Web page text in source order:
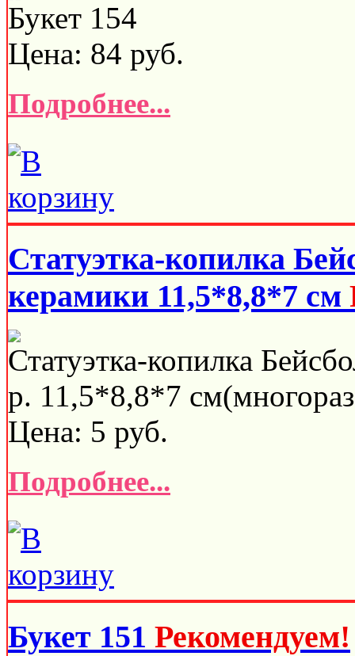
Букет 154
Цена: 84 руб.
Подробнее...
Статуэтка-копилка
керамики 11,5*8,8*7 см
Статуэтка-копилка
р. 11,5*8,8*7
Цена: 5 руб.
Подробнее...
Букет 151 Рекомендуем!